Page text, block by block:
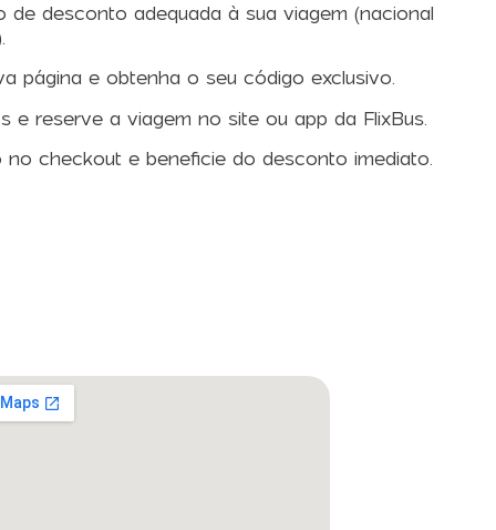
de desconto adequada à sua viagem (nacional
página e obtenha o seu código exclusivo.
e reserve a viagem no site ou app da FlixBus.
no checkout e beneficie do desconto imediato.